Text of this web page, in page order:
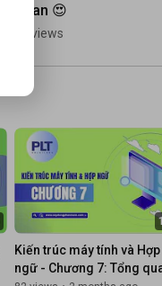
Chan 😍
2K views
Kiến trúc máy tính và Hợp
ngữ - Chương 7: Tổng